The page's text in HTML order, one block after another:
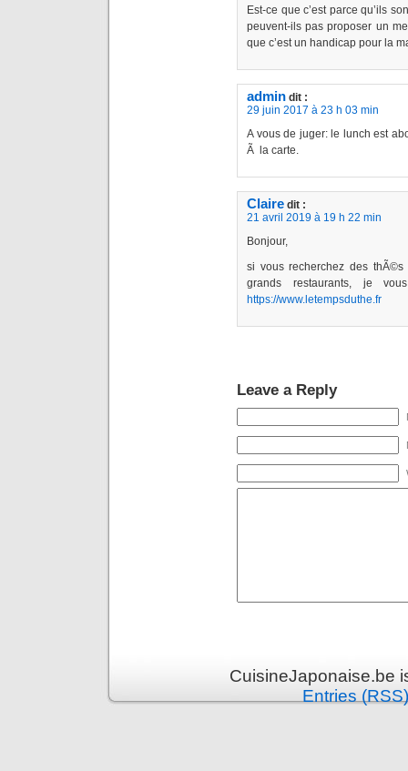
Est-ce que c’est parce qu’ils
peuvent-ils pas proposer un
que c’est un handicap pour la
admin dit :
29 juin 2017 à 23 h 03 min
A vous de juger: le lunch est
Ã la carte.
Claire dit :
21 avril 2019 à 19 h 22 min
Bonjour,
si vous recherchez des
grands restaurants, je
https://www.letempsduthe.fr
Leave a Reply
CuisineJaponaise.be
Entries (RSS)